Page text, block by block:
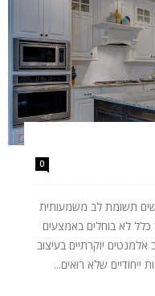
0
תשומת לב משמעותית
לא בוחלים באמצעים
יוקרתיים בעיצוב
ייחודיים שלא רואים...